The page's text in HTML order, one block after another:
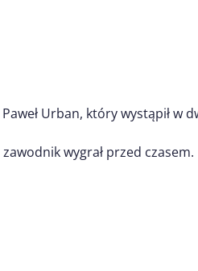
Urban, który wystąpił w
wygrał przed czasem.